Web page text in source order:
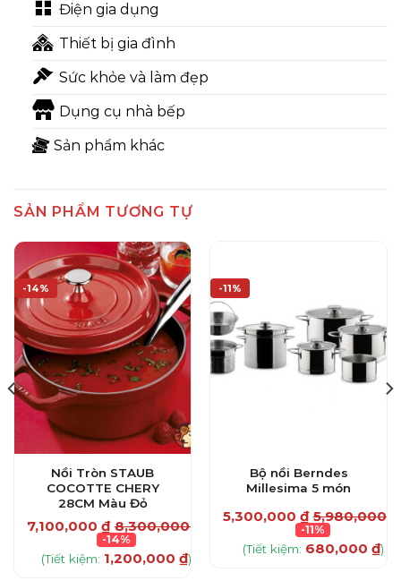
Điện gia dụng
Thiết bị gia đình
Sức khỏe và làm đẹp
Dụng cụ nhà bếp
Sản phẩm khác
SẢN PHẨM TƯƠNG TỰ
-14%
Nồi Tròn STAUB
COCOTTE CHERY
28CM Màu Đỏ
7,100,000 ₫ 8,300,000
-14%
(Tiết kiệm: 1,200,000₫)
-11%
Bộ nồi Berndes
Millesima 5 món
5,300,000 ₫ 5,980,000
-11%
(Tiết kiệm: 680,000 ₫)